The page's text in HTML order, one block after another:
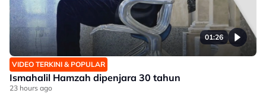
01:26
VIDEO TERKINI & POPULAR
Ismahalil Hamzah dipenjara 30 tahun
23 hours ago